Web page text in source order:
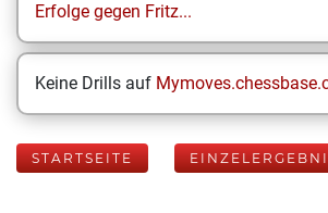
Erfolge gegen Fritz...
Keine Drills auf
STARTSEITE